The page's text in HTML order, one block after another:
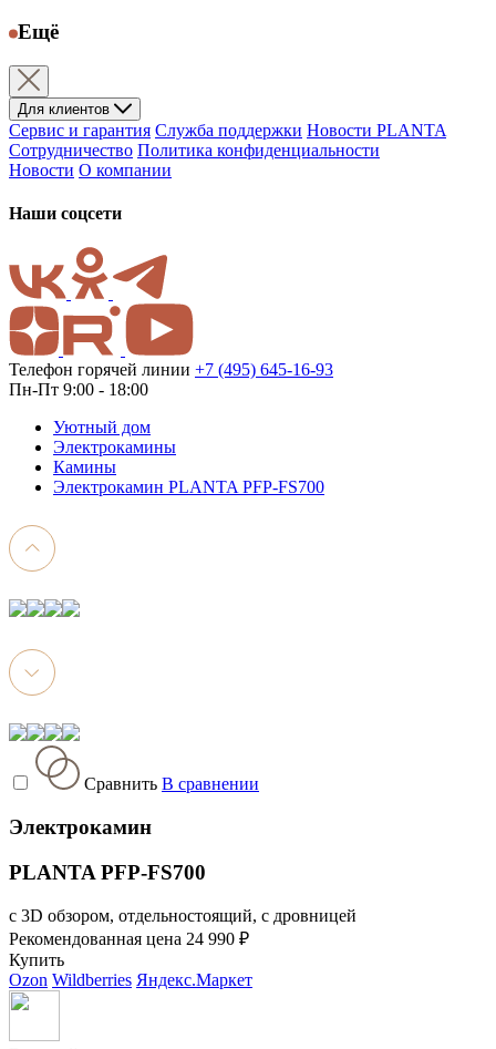
Ещё
Для клиентов
Сервис и гарантия Служба поддержки Новости PLANTA
Сотрудничество Политика конфиденциальности
Новости О компании
Наши соцсети
Телефон горячей линии +7 (495) 645-16-93
Пн-Пт 9:00 - 18:00
Уютный дом
Электрокамины
Камины
Электрокамин PLANTA PFP-FS700
Сравнить В сравнении
Электрокамин
PLANTA PFP-FS700
с 3D обзором, отдельностоящий, с дровницей
Рекомендованная цена 24 990 ₽
Купить
Ozon Wildberries Яндекс.Маркет